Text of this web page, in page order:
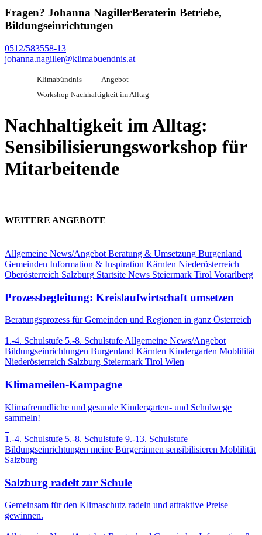
Fragen? Johanna NagillerBeraterin Betriebe,
Bildungseinrichtungen
0512/583558-13
johanna.nagiller@klimabuendnis.at
Klimabündnis
Angebot
Workshop Nachhaltigkeit im Alltag
Nachhaltigkeit im Alltag:
Sensibilisierungsworkshop für
Mitarbeitende
WEITERE ANGEBOTE
Allgemeine News/Angebot Beratung & Umsetzung Burgenland
Gemeinden Information & Inspiration Kärnten Niederösterreich
Oberösterreich Salzburg Startsite News Steiermark Tirol Vorarlberg
Prozessbegleitung: Kreislaufwirtschaft umsetzen
Beratungsprozess für Gemeinden und Regionen in ganz Österreich
1.-4. Schulstufe 5.-8. Schulstufe Allgemeine News/Angebot
Bildungseinrichtungen Burgenland Kärnten Kindergarten Moblilität
Niederösterreich Salzburg Steiermark Tirol Wien
Klimameilen-Kampagne
Klimafreundliche und gesunde Kindergarten- und Schulwege
sammeln!
1.-4. Schulstufe 5.-8. Schulstufe 9.-13. Schulstufe
Bildungseinrichtungen meine Bürger:innen sensibilisieren Moblilität
Salzburg
Salzburg radelt zur Schule
Gemeinsam für den Klimaschutz radeln und attraktive Preise
gewinnen.